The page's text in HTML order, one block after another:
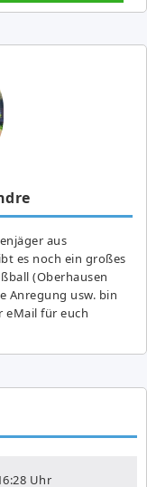
aus
es noch ein großes
(Oberhausen
Anregung usw. bin
eMail für euch
Uhr